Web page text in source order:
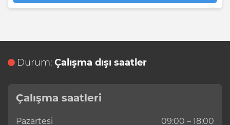
Durum: Çalışma dışı saatler
Çalışma saatleri
Pazartesi
09:00 – 18:00